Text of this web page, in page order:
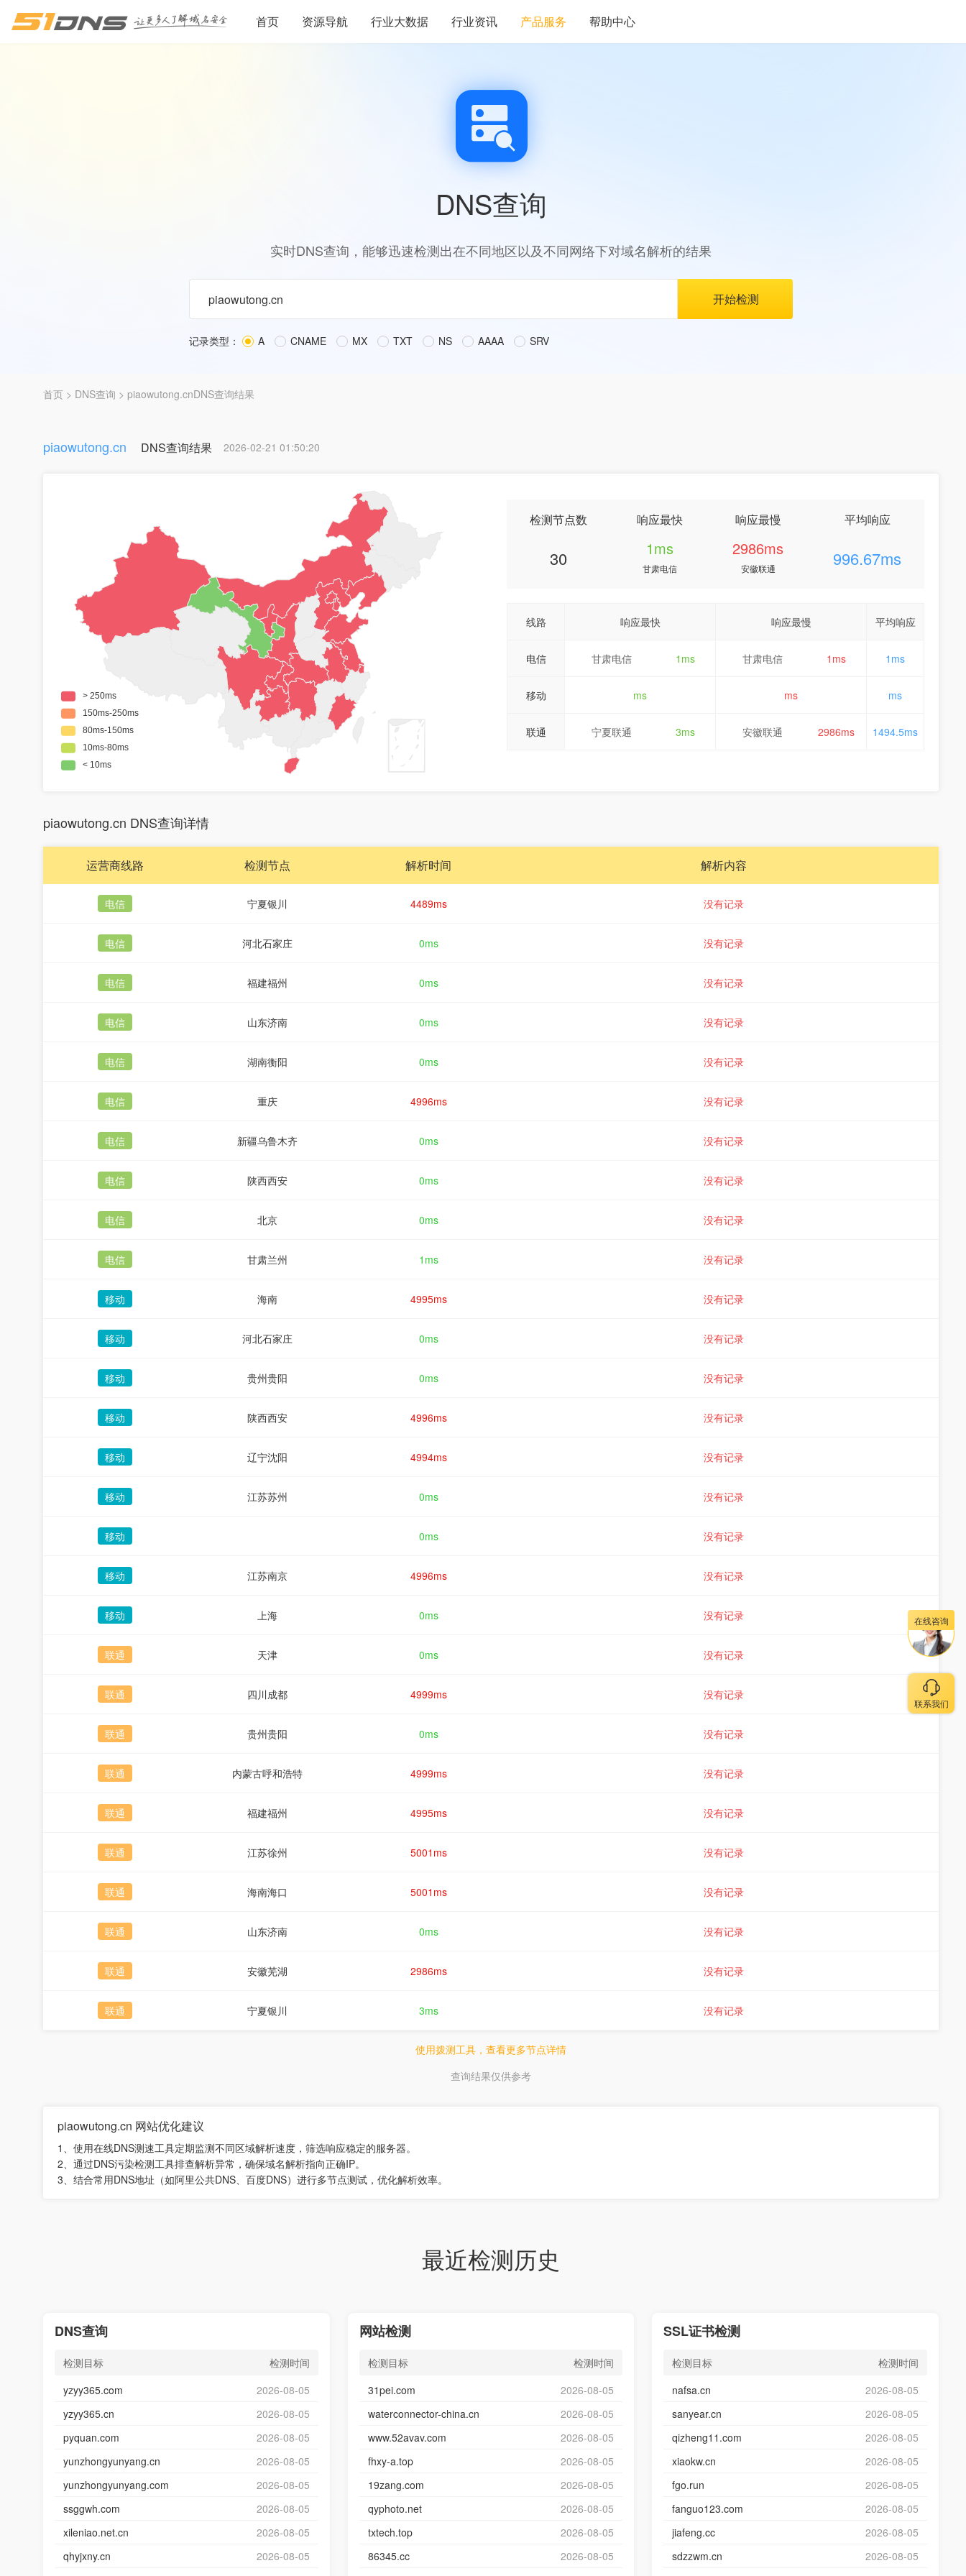
首页 资源导航 行业大数据 行业资讯 产品服务 帮助中心
DNS查询
实时DNS查询，能够迅速检测出在不同地区以及不同网络下对域名解析的结果
记录类型： A CNAME MX TXT NS AAAA SRV
首页 > DNS查询 > piaowutong.cnDNS查询结果
piaowutong.cn DNS查询结果 2026-02-21 01:50:20
检测节点数
30
响应最快
1ms
甘肃电信
响应最慢
2986ms
安徽联通
平均响应
996.67ms
线路 响应最快 响应最慢 平均响应
电信 甘肃电信 1ms 甘肃电信 1ms 1ms
移动 ms ms ms
联通 宁夏联通 3ms 安徽联通 2986ms 1494.5ms
piaowutong.cn DNS查询详情
运营商线路 检测节点 解析时间 解析内容
电信 宁夏银川 4489ms 没有记录
电信 河北石家庄 0ms 没有记录
电信 福建福州 0ms 没有记录
电信 山东济南 0ms 没有记录
电信 湖南衡阳 0ms 没有记录
电信 重庆 4996ms 没有记录
电信 新疆乌鲁木齐 0ms 没有记录
电信 陕西西安 0ms 没有记录
电信 北京 0ms 没有记录
电信 甘肃兰州 1ms 没有记录
移动 海南 4995ms 没有记录
移动 河北石家庄 0ms 没有记录
移动 贵州贵阳 0ms 没有记录
移动 陕西西安 4996ms 没有记录
移动 辽宁沈阳 4994ms 没有记录
移动 江苏苏州 0ms 没有记录
移动 0ms 没有记录
移动 江苏南京 4996ms 没有记录
移动 上海 0ms 没有记录
联通 天津 0ms 没有记录
联通 四川成都 4999ms 没有记录
联通 贵州贵阳 0ms 没有记录
联通 内蒙古呼和浩特 4999ms 没有记录
联通 福建福州 4995ms 没有记录
联通 江苏徐州 5001ms 没有记录
联通 海南海口 5001ms 没有记录
联通 山东济南 0ms 没有记录
联通 安徽芜湖 2986ms 没有记录
联通 宁夏银川 3ms 没有记录
使用拨测工具，查看更多节点详情
查询结果仅供参考
piaowutong.cn 网站优化建议
1、使用在线DNS测速工具定期监测不同区域解析速度，筛选响应稳定的服务器。
2、通过DNS污染检测工具排查解析异常，确保域名解析指向正确IP。
3、结合常用DNS地址（如阿里公共DNS、百度DNS）进行多节点测试，优化解析效率。
最近检测历史
DNS查询
检测目标
检测时间
yzyy365.com
2026-08-05
yzyy365.cn
2026-08-05
pyquan.com
2026-08-05
yunzhongyunyang.cn
2026-08-05
yunzhongyunyang.com
2026-08-05
ssggwh.com
2026-08-05
xileniao.net.cn
2026-08-05
qhyjxny.cn
2026-08-05
网站检测
检测目标
检测时间
31pei.com
2026-08-05
waterconnector-china.cn
2026-08-05
www.52avav.com
2026-08-05
fhxy-a.top
2026-08-05
19zang.com
2026-08-05
qyphoto.net
2026-08-05
txtech.top
2026-08-05
86345.cc
2026-08-05
SSL证书检测
检测目标
检测时间
nafsa.cn
2026-08-05
sanyear.cn
2026-08-05
qizheng11.com
2026-08-05
xiaokw.cn
2026-08-05
fgo.run
2026-08-05
fanguo123.com
2026-08-05
jiafeng.cc
2026-08-05
sdzzwm.cn
2026-08-05
在线咨询
联系我们